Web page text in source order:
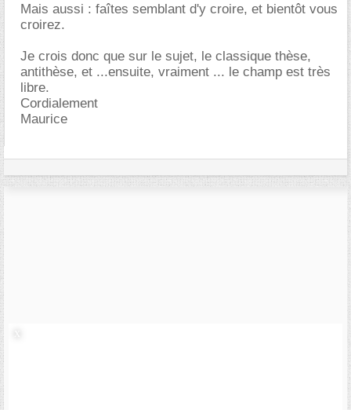
Mais aussi : faîtes semblant d'y croire, et bientôt vous
croirez.
Je crois donc que sur le sujet, le classique thèse,
antithèse, et ...ensuite, vraiment ... le champ est très
libre.
Cordialement
Maurice